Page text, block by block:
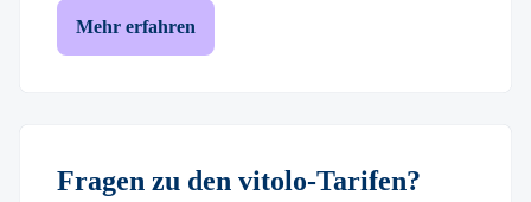
Mehr erfahren
Fragen zu den vitolo-Tarifen?